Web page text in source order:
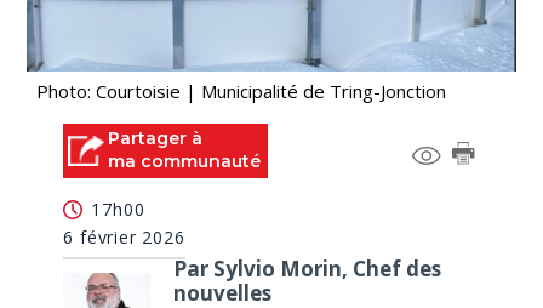
Photo: Courtoisie | Municipalité de Tring-Jonction
Partager à
ma communauté
17h00
6 février 2026
Par Sylvio Morin, Chef des
nouvelles